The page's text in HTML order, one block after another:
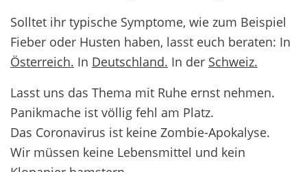
Solltet ihr typische Symptome, wie zum Beispiel
Fieber oder Husten haben, lasst euch beraten: In
Österreich. In Deutschland. In der Schweiz.
Lasst uns das Thema mit Ruhe ernst nehmen.
Panikmache ist völlig fehl am Platz.
Das Coronavirus ist keine Zombie-Apokalyse.
Wir müssen keine Lebensmittel und kein